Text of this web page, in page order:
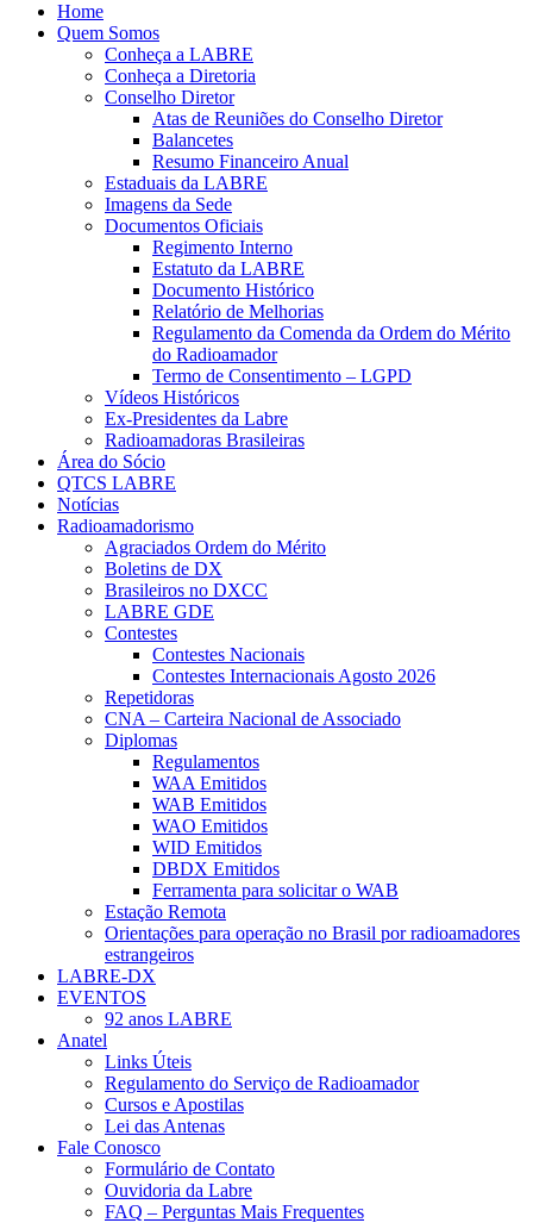
Home
Quem Somos
Conheça a LABRE
Conheça a Diretoria
Conselho Diretor
Atas de Reuniões do Conselho Diretor
Balancetes
Resumo Financeiro Anual
Estaduais da LABRE
Imagens da Sede
Documentos Oficiais
Regimento Interno
Estatuto da LABRE
Documento Histórico
Relatório de Melhorias
Regulamento da Comenda da Ordem do Mérito
do Radioamador
Termo de Consentimento – LGPD
Vídeos Históricos
Ex-Presidentes da Labre
Radioamadoras Brasileiras
Área do Sócio
QTCS LABRE
Notícias
Radioamadorismo
Agraciados Ordem do Mérito
Boletins de DX
Brasileiros no DXCC
LABRE GDE
Contestes
Contestes Nacionais
Contestes Internacionais Agosto 2026
Repetidoras
CNA – Carteira Nacional de Associado
Diplomas
Regulamentos
WAA Emitidos
WAB Emitidos
WAO Emitidos
WID Emitidos
DBDX Emitidos
Ferramenta para solicitar o WAB
Estação Remota
Orientações para operação no Brasil por radioamadores
estrangeiros
LABRE-DX
EVENTOS
92 anos LABRE
Anatel
Links Úteis
Regulamento do Serviço de Radioamador
Cursos e Apostilas
Lei das Antenas
Fale Conosco
Formulário de Contato
Ouvidoria da Labre
FAQ – Perguntas Mais Frequentes